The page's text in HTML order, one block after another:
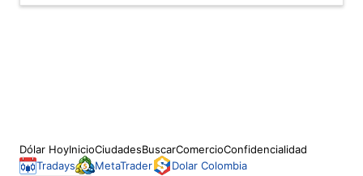
Dólar HoyInicioCiudadesBuscarComercioConfidencialidad
Tradays
MetaTrader Dolar Colombia